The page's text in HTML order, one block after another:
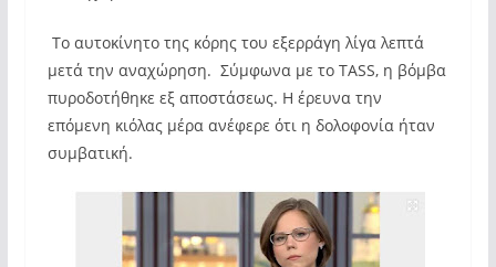
Το αυτοκίνητο της κόρης του εξερράγη λίγα λεπτά
μετά την αναχώρηση. Σύμφωνα με το TASS, η βόμβα
πυροδοτήθηκε εξ αποστάσεως. Η έρευνα την
επόμενη κιόλας μέρα ανέφερε ότι η δολοφονία ήταν
συμβατική.